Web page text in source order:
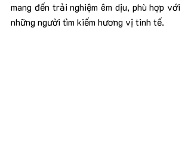
mang đến trải nghiệm êm dịu, phù hợp với
những người tìm kiếm hương vị tinh tế.